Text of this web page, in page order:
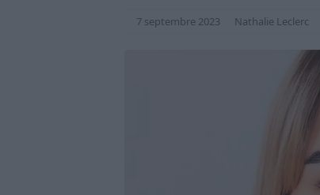
7 septembre 2023 Nathalie Leclerc